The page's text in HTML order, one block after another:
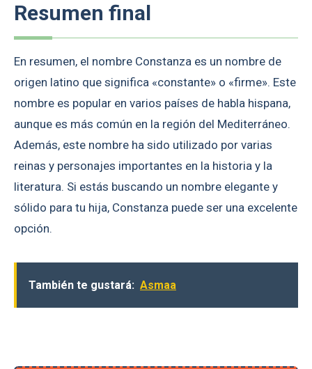
Resumen final
En resumen, el nombre Constanza es un nombre de
origen latino que significa «constante» o «firme». Este
nombre es popular en varios países de habla hispana,
aunque es más común en la región del Mediterráneo.
Además, este nombre ha sido utilizado por varias
reinas y personajes importantes en la historia y la
literatura. Si estás buscando un nombre elegante y
sólido para tu hija, Constanza puede ser una excelente
opción.
También te gustará: Asmaa